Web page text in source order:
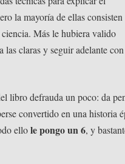
la mayoría de ellas consisten
Más le hubiera valido
a las claras y seguir adelante
libro defrauda un poco: da
convertido en una historia
ellole pongo un 6, y